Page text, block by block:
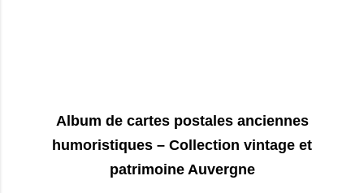
Album de cartes postales anciennes
humoristiques – Collection vintage et
patrimoine Auvergne